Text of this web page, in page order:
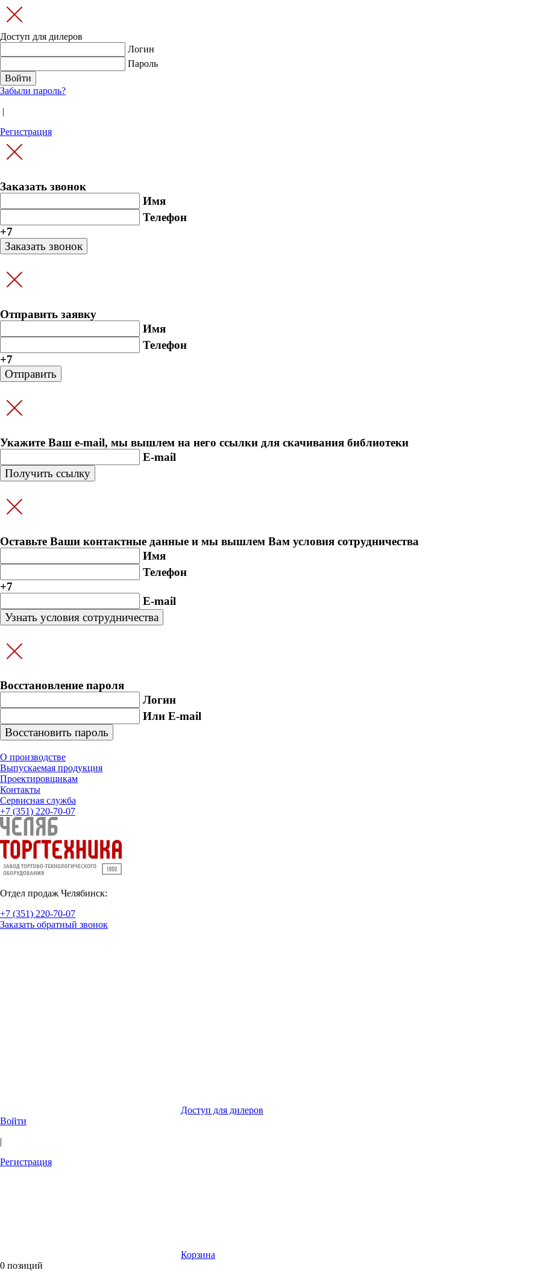
Доступ для дилеров
Логин
Пароль
Забыли пароль?
|
Регистрация
Заказать звонок
Имя
Телефон
+7
Отправить заявку
Имя
Телефон
+7
Укажите Ваш e-mail, мы вышлем на него ссылки для скачивания библиотеки
E-mail
Оставьте Ваши контактные данные и мы вышлем Вам условия сотрудничества
Имя
Телефон
+7
E-mail
Восстановление пароля
Логин
Или E-mail
О производстве
Выпускаемая продукция
Проектировщикам
Контакты
Cервисная служба
+7 (351) 220-70-07
Отдел продаж Челябинск:
+7 (351) 220-70-07
Заказать обратный звонок
Доступ для дилеров
Войти
|
Регистрация
Корзина
0 позиций